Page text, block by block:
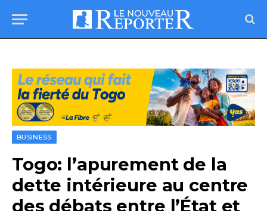
BUSINESS
Togo: l’apurement de la
dette intérieure au centre
des débats entre l’État et